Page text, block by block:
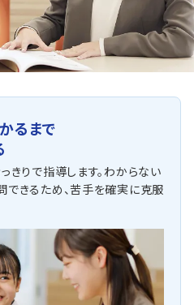
ます。学校のテストは公立高校の
、問題数が多く、全て答えなさいと
るので、「深い内容理解、速さ、
す。授業内容はもちろん、ワーク
からのきめ細やかな対策が必要と
2つに分かれて授業を行う習熟度
。また先に解けた生徒がまだ解け
学習法なども採用されており、
います。
ています
るまで
きりで指導します。わからない
できるため、苦手を確実に克服